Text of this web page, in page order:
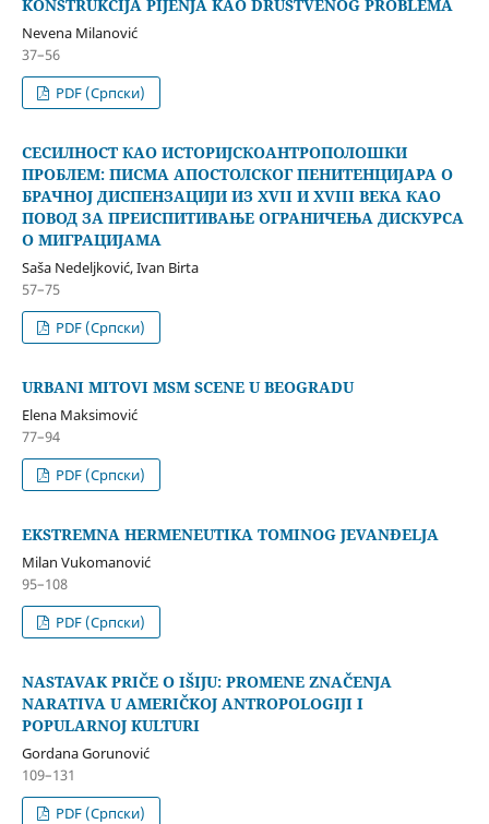
KONSTRUKCIJA PIJENJA KAO DRUŠTVENOG PROBLEMA
Nevena Milanović
37–56
PDF (Cрпски)
СЕСИЛНОСТ КАО ИСТОРИЈСКОАНТРОПОЛОШКИ
ПРОБЛЕМ: ПИСМА АПОСТОЛСКОГ ПЕНИТЕНЦИЈАРА О
БРАЧНОЈ ДИСПЕНЗАЦИЈИ ИЗ XVII И XVIII ВЕКА КАО
ПОВОД ЗА ПРЕИСПИТИВАЊЕ ОГРАНИЧЕЊА ДИСКУРСА
О МИГРАЦИЈАМА
Saša Nedeljković, Ivan Birta
57–75
PDF (Cрпски)
URBANI MITOVI MSM SCENE U BEOGRADU
Elena Maksimović
77–94
PDF (Cрпски)
EKSTREMNA HERMENEUTIKA TOMINOG JEVANĐELJA
Milan Vukomanović
95–108
PDF (Cрпски)
NASTAVAK PRIČE O IŠIJU: PROMENE ZNAČENJA
NARATIVA U AMERIČKOJ ANTROPOLOGIJI I
POPULARNOJ KULTURI
Gordana Gorunović
109–131
PDF (Cрпски)